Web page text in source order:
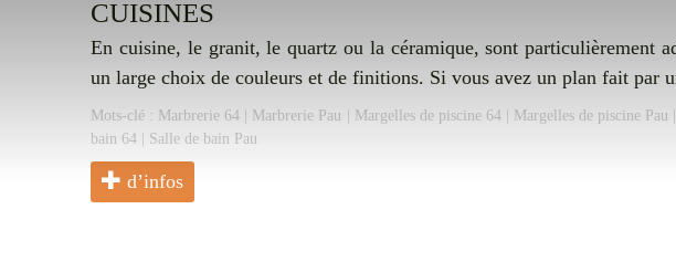
CUISINES
En cuisine, le granit, le quartz ou la céramique, sont particulièrement
un large choix de couleurs et de finitions. Si vous avez un plan fait
Mots-clé : Marbrerie 64 | Marbrerie Pau | Margelles de piscine 64| Margelles de piscine Pau |
bain 64 | Salle de bain Pau
d’infos